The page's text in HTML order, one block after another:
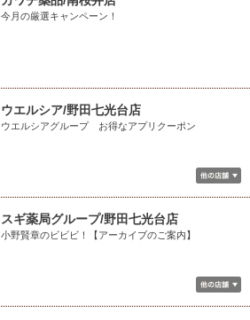
今月の厳選キャンペーン！
ウエルシア/野田七光台店
ウエルシアグループ お得なアプリクーポン
スギ薬局グループ/野田七光台店
小野賢章のビビビ！【アーカイブのご案内】